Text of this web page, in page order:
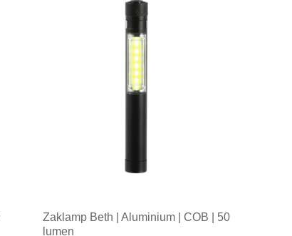
Minimale afname: 1
Zaklamp Beth | Aluminium | COB | 50
lumen